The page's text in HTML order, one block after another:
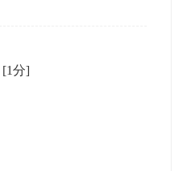
[1分]